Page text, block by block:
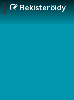
Rekisteröidy